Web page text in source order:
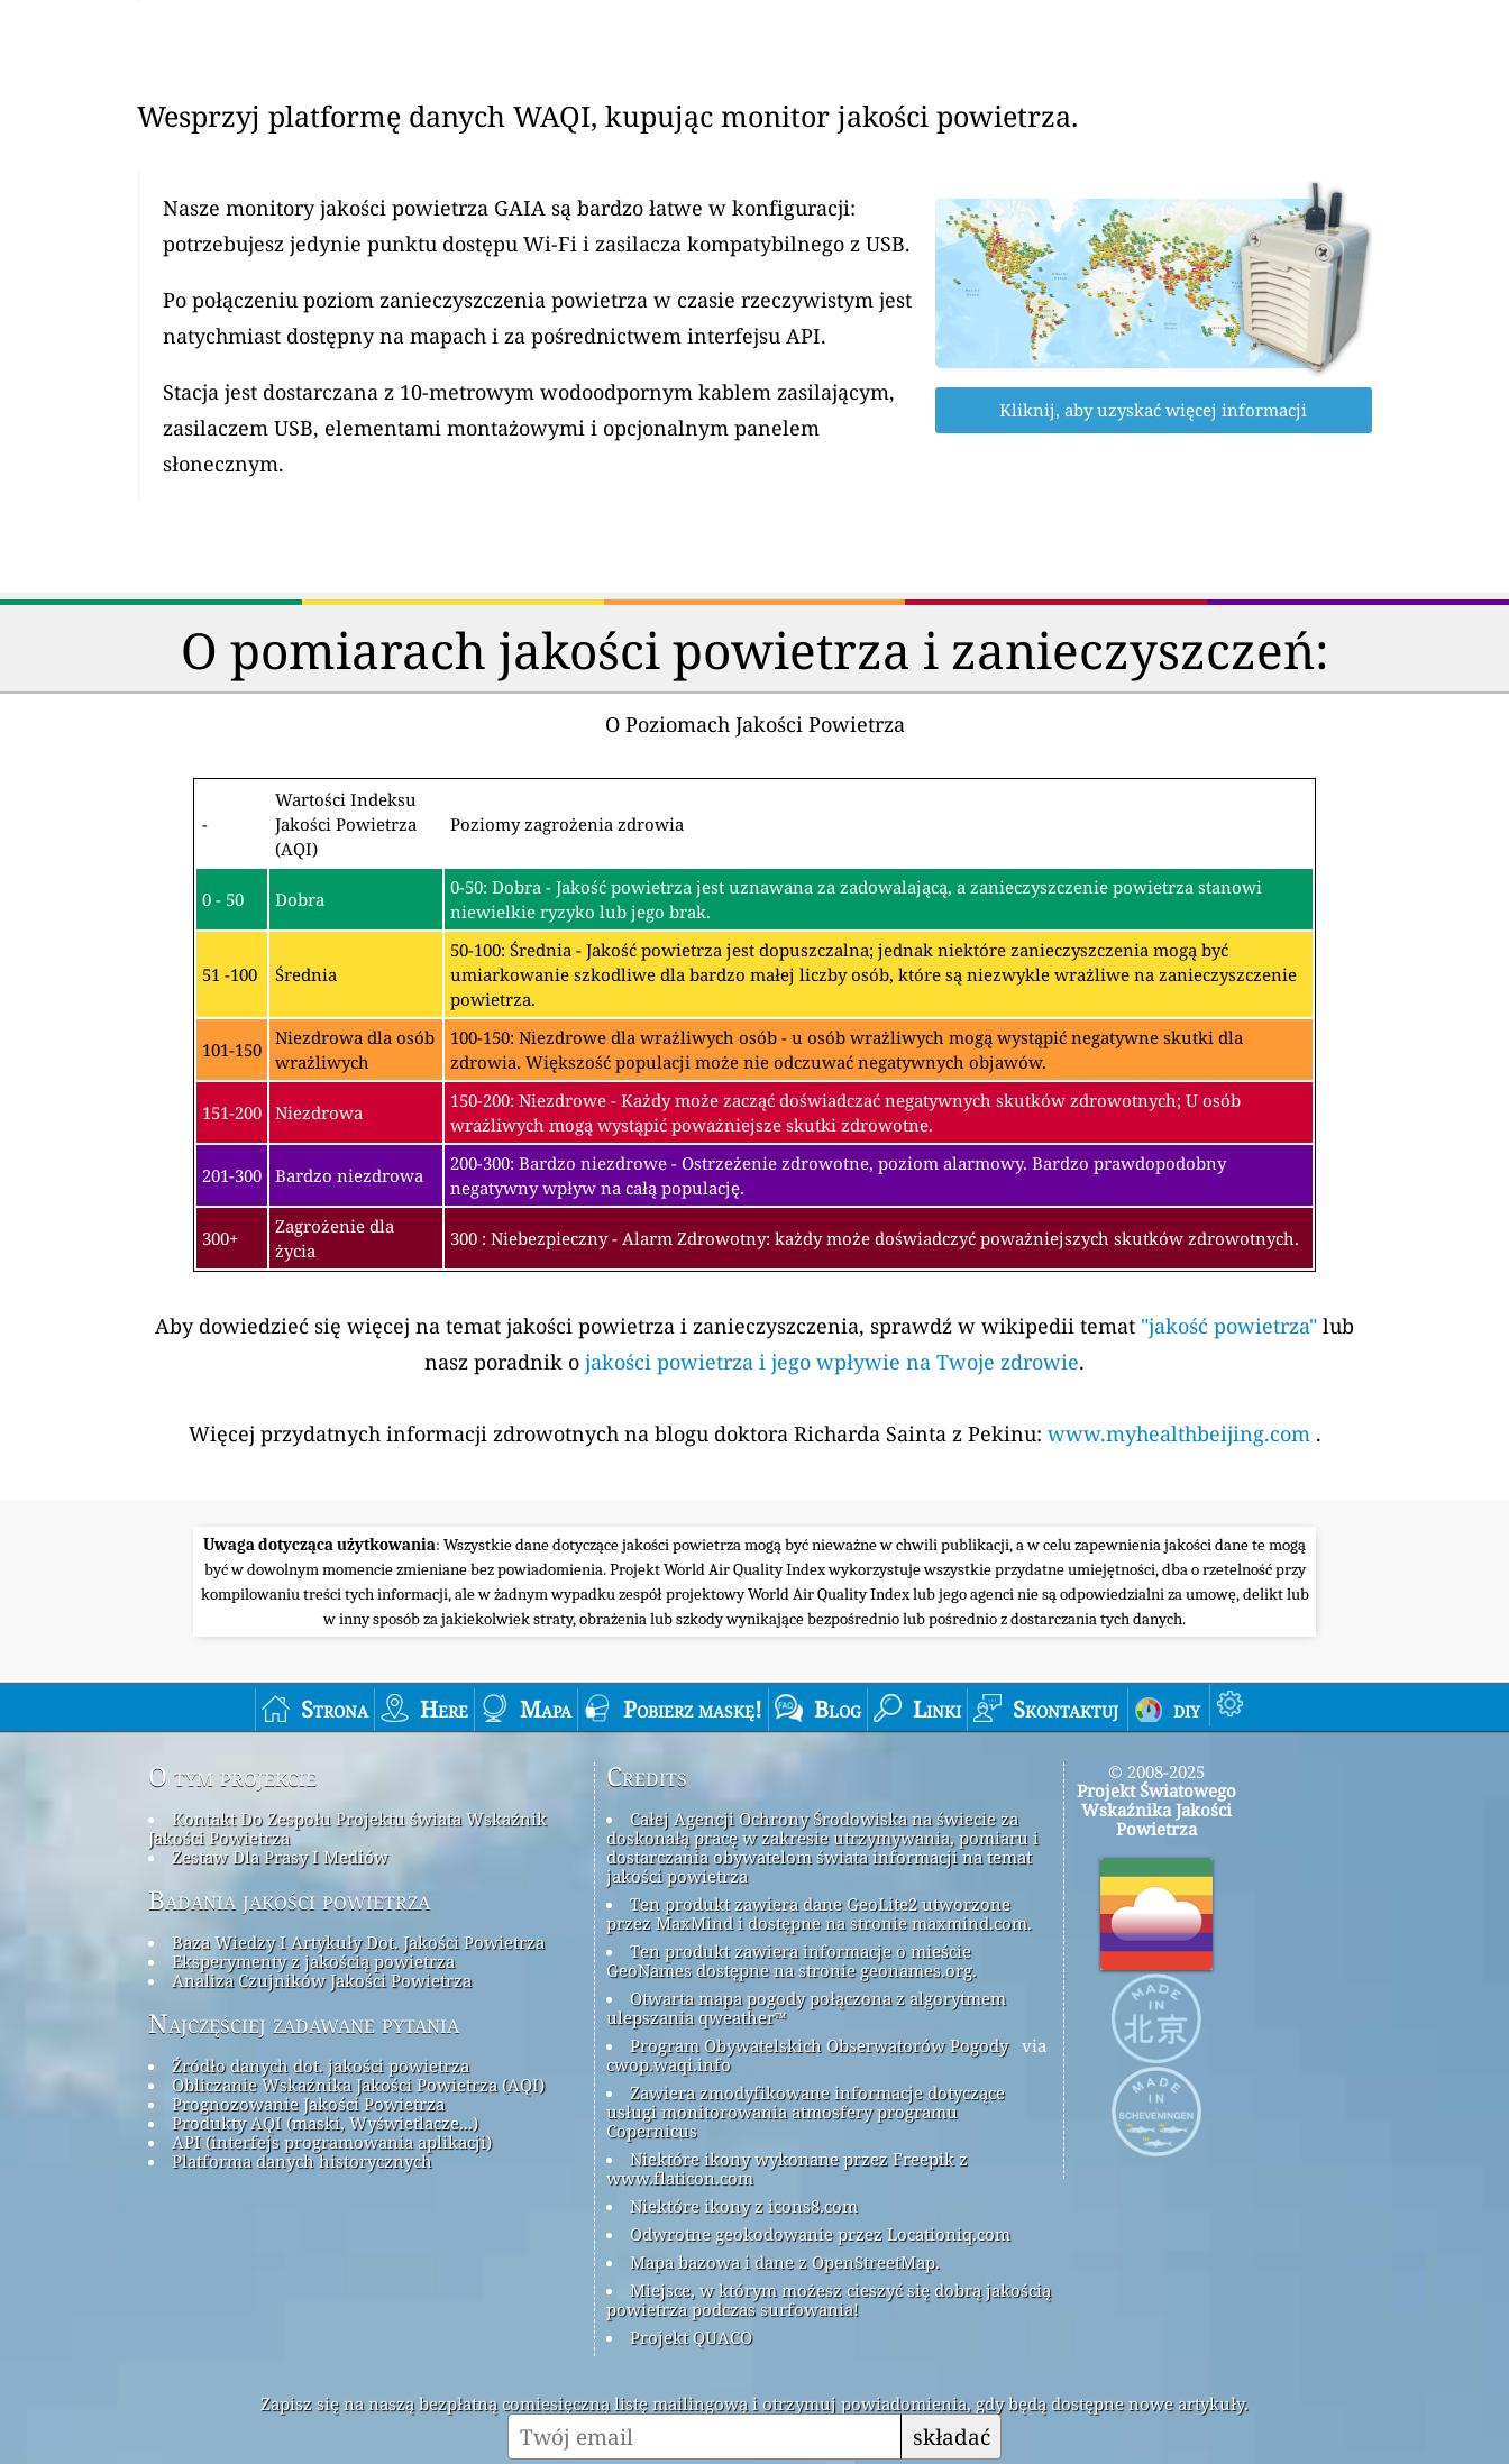
Wesprzyj platformę danych WAQI, kupując monitor jakości powietrza.
Nasze monitory jakości powietrza GAIA są bardzo łatwe w konfiguracji:
potrzebujesz jedynie punktu dostępu Wi-Fi i zasilacza kompatybilnego z USB.
Po połączeniu poziom zanieczyszczenia powietrza w czasie rzeczywistym jest
natychmiast dostępny na mapach i za pośrednictwem interfejsu API.
Stacja jest dostarczana z 10-metrowym wodoodpornym kablem zasilającym,
zasilaczem USB, elementami montażowymi i opcjonalnym panelem
słonecznym.
Kliknij, aby uzyskać więcej informacji
O pomiarach jakości powietrza i zanieczyszczeń:
O Poziomach Jakości Powietrza
-
Wartości Indeksu
Jakości Powietrza
(AQI)
Poziomy zagrożenia zdrowia
0 - 50 Dobra
0-50: Dobra - Jakość powietrza jest uznawana za zadowalającą, a zanieczyszczenie powietrza stanowi
niewielkie ryzyko lub jego brak.
51 -100 Średnia
50-100: Średnia - Jakość powietrza jest dopuszczalna; jednak niektóre zanieczyszczenia mogą być
umiarkowanie szkodliwe dla bardzo małej liczby osób, które są niezwykle wrażliwe na zanieczyszczenie
powietrza.
101-150
Niezdrowa dla osób
wrażliwych
100-150: Niezdrowe dla wrażliwych osób - u osób wrażliwych mogą wystąpić negatywne skutki dla
zdrowia. Większość populacji może nie odczuwać negatywnych objawów.
151-200 Niezdrowa
150-200: Niezdrowe - Każdy może zacząć doświadczać negatywnych skutków zdrowotnych; U osób
wrażliwych mogą wystąpić poważniejsze skutki zdrowotne.
201-300 Bardzo niezdrowa
200-300: Bardzo niezdrowe - Ostrzeżenie zdrowotne, poziom alarmowy. Bardzo prawdopodobny
negatywny wpływ na całą populację.
300+
Zagrożenie dla
życia
300 : Niebezpieczny - Alarm Zdrowotny: każdy może doświadczyć poważniejszych skutków zdrowotnych.
Aby dowiedzieć się więcej na temat jakości powietrza i zanieczyszczenia, sprawdź w wikipedii temat "jakość powietrza" lub
nasz poradnik o jakości powietrza i jego wpływie na Twoje zdrowie.
Więcej przydatnych informacji zdrowotnych na blogu doktora Richarda Sainta z Pekinu: www.myhealthbeijing.com .
Uwaga dotycząca użytkowania: Wszystkie dane dotyczące jakości powietrza mogą być nieważne w chwili publikacji, a w celu zapewnienia jakości dane te mogą
być w dowolnym momencie zmieniane bez powiadomienia. Projekt World Air Quality Index wykorzystuje wszystkie przydatne umiejętności, dba o rzetelność przy
kompilowaniu treści tych informacji, ale w żadnym wypadku zespół projektowy World Air Quality Index lub jego agenci nie są odpowiedzialni za umowę, delikt lub
w inny sposób za jakiekolwiek straty, obrażenia lub szkody wynikające bezpośrednio lub pośrednio z dostarczania tych danych.
Strona Here Mapa Pobierz maskę! Blog Linki Skontaktuj diy
O tym projekcie
Kontakt Do Zespołu Projektu świata Wskaźnik
Jakości Powietrza
Zestaw Dla Prasy I Mediów
Badania jakości powietrza
Baza Wiedzy I Artykuły Dot. Jakości Powietrza
Eksperymenty z jakością powietrza
Analiza Czujników Jakości Powietrza
Najczęściej zadawane pytania
Źródło danych dot. jakości powietrza
Obliczanie Wskaźnika Jakości Powietrza (AQI)
Prognozowanie Jakości Powietrza
Produkty AQI (maski, Wyświetlacze...)
API (interfejs programowania aplikacji)
Platforma danych historycznych
Credits
Całej Agencji Ochrony Środowiska na świecie za
doskonałą pracę w zakresie utrzymywania, pomiaru i
dostarczania obywatelom świata informacji na temat
jakości powietrza
Ten produkt zawiera dane GeoLite2 utworzone
przez MaxMind i dostępne na stronie maxmind.com.
Ten produkt zawiera informacje o mieście
GeoNames dostępne na stronie geonames.org.
Otwarta mapa pogody połączona z algorytmem
ulepszania qweather™
Program Obywatelskich Obserwatorów Pogody via
cwop.waqi.info
Zawiera zmodyfikowane informacje dotyczące
usługi monitorowania atmosfery programu
Copernicus
Niektóre ikony wykonane przez Freepik z
www.flaticon.com
Niektóre ikony z icons8.com
Odwrotne geokodowanie przez Locationiq.com
Mapa bazowa i dane z OpenStreetMap.
Miejsce, w którym możesz cieszyć się dobrą jakością
powietrza podczas surfowania!
Projekt QUACO
© 2008-2025
Projekt Światowego
Wskaźnika Jakości
Powietrza
Zapisz się na naszą bezpłatną comiesięczną listę mailingową i otrzymuj powiadomienia, gdy będą dostępne nowe artykuły.
składać